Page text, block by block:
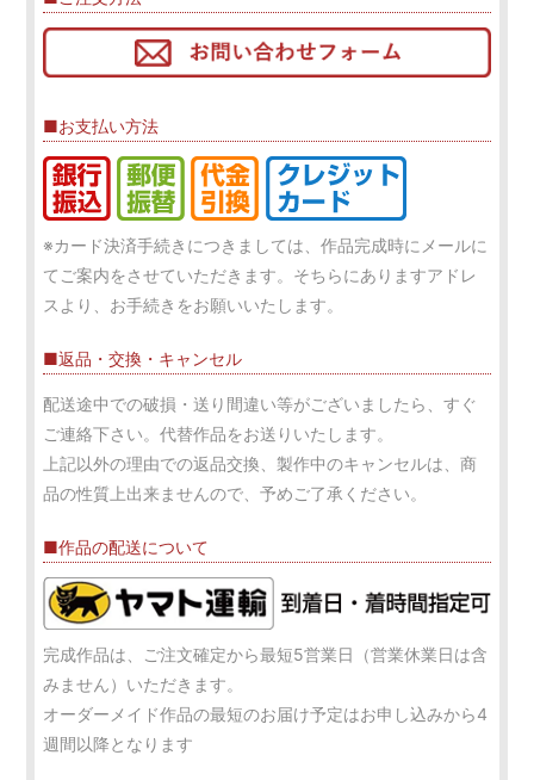
■お支払い方法
※カード決済手続きにつきましては、作品完成時にメールに
てご案内をさせていただきます。そちらにありますアドレ
スより、お手続きをお願いいたします。
■返品・交換・キャンセル
配送途中での破損・送り間違い等がございましたら、すぐ
ご連絡下さい。代替作品をお送りいたします。
上記以外の理由での返品交換、製作中のキャンセルは、商
品の性質上出来ませんので、予めご了承ください。
■作品の配送について
完成作品は、ご注文確定から最短5営業日（営業休業日は含
みません）いただきます。
オーダーメイド作品の最短のお届け予定はお申し込みから4
週間以降となります